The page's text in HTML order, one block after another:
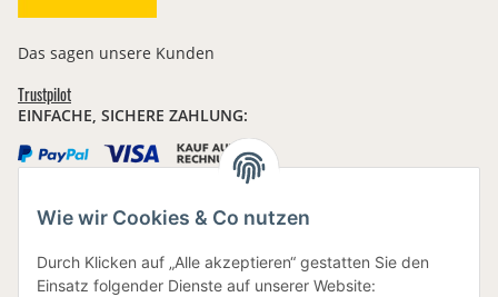
Wie wir Cookies & Co nutzen
Durch Klicken auf „Alle akzeptieren“ gestatten Sie den
Einsatz folgender Dienste auf unserer Website:
Das sagen unsere Kunden
Trustpilot
EINFACHE, SICHERE ZAHLUNG: